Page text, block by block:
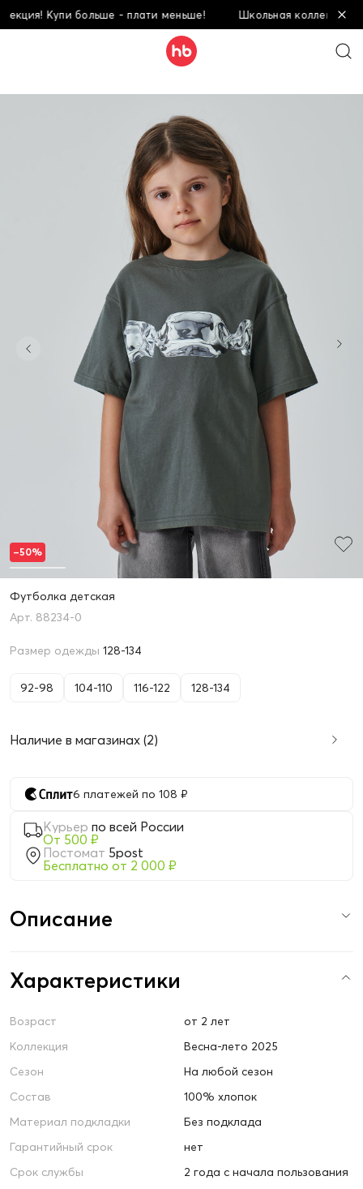
Купи больше - плати меньше! Школьная коллекция!
Футболка детская
88234-0
Размер одежды 128-134
92-98 104-110 116-122 128-134
Наличие в магазинах (2)
6 платежей по 108 ₽
Курьер по всей России
От 500 ₽
Постомат 5post
Бесплатно от 2 000 ₽
–50%
Описание
Характеристики
Возраст
от 2 лет
Коллекция
Весна-лето 2025
Сезон
На любой сезон
Состав
100% хлопок
Материал подкладки
Без подклада
Гарантийный срок
нет
Срок службы
2 года с начала пользования